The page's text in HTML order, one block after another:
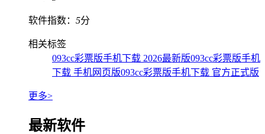
软件指数： 5分
相关标签
093cc彩票版手机下载 2026最新版093cc彩票版手机
下载 手机网页版093cc彩票版手机下载 官方正式版
更多>
最新软件